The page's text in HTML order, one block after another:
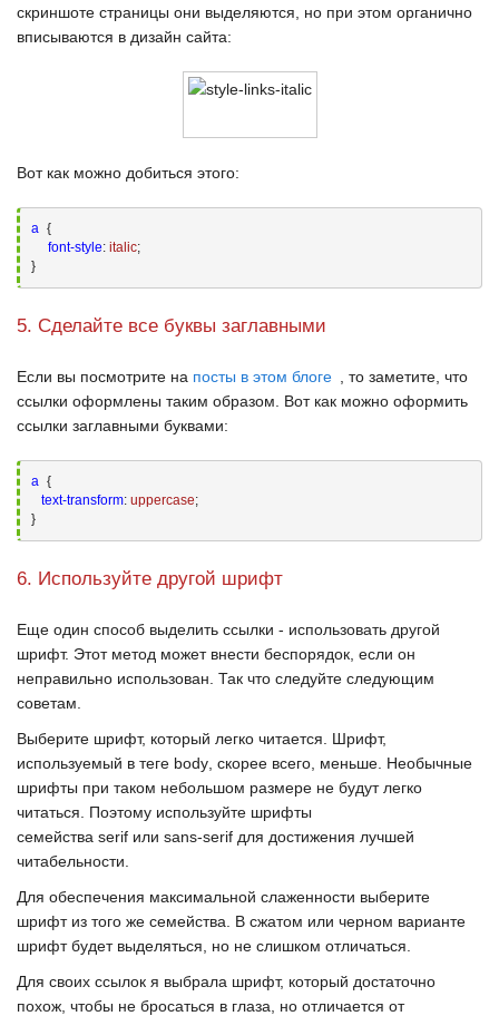
скриншоте страницы они выделяются, но при этом органично
вписываются в дизайн сайта:
Вот как можно добиться этого:
a {
font-style: italic;
}
5. Сделайте все буквы заглавными
Если вы посмотрите на посты в этом блоге
, то заметите, что
ссылки оформлены таким образом. Вот как можно оформить
ссылки заглавными буквами:
a {
text-transform: uppercase;
}
6. Используйте другой шрифт
Еще один способ выделить ссылки - использовать другой
шрифт. Этот метод может внести беспорядок, если он
неправильно использован. Так что следуйте следующим
советам.
Выберите шрифт, который легко читается. Шрифт,
используемый в теге body , скорее всего, меньше. Необычные
шрифты при таком небольшом размере не будут легко
читаться. Поэтому используйте шрифты
семейства serif или sans-serif для достижения лучшей
читабельности.
Для обеспечения максимальной слаженности выберите
шрифт из того же семейства. В сжатом или черном варианте
шрифт будет выделяться, но не слишком отличаться.
Для своих ссылок я выбрала шрифт, который достаточно
похож, чтобы не бросаться в глаза, но отличается от